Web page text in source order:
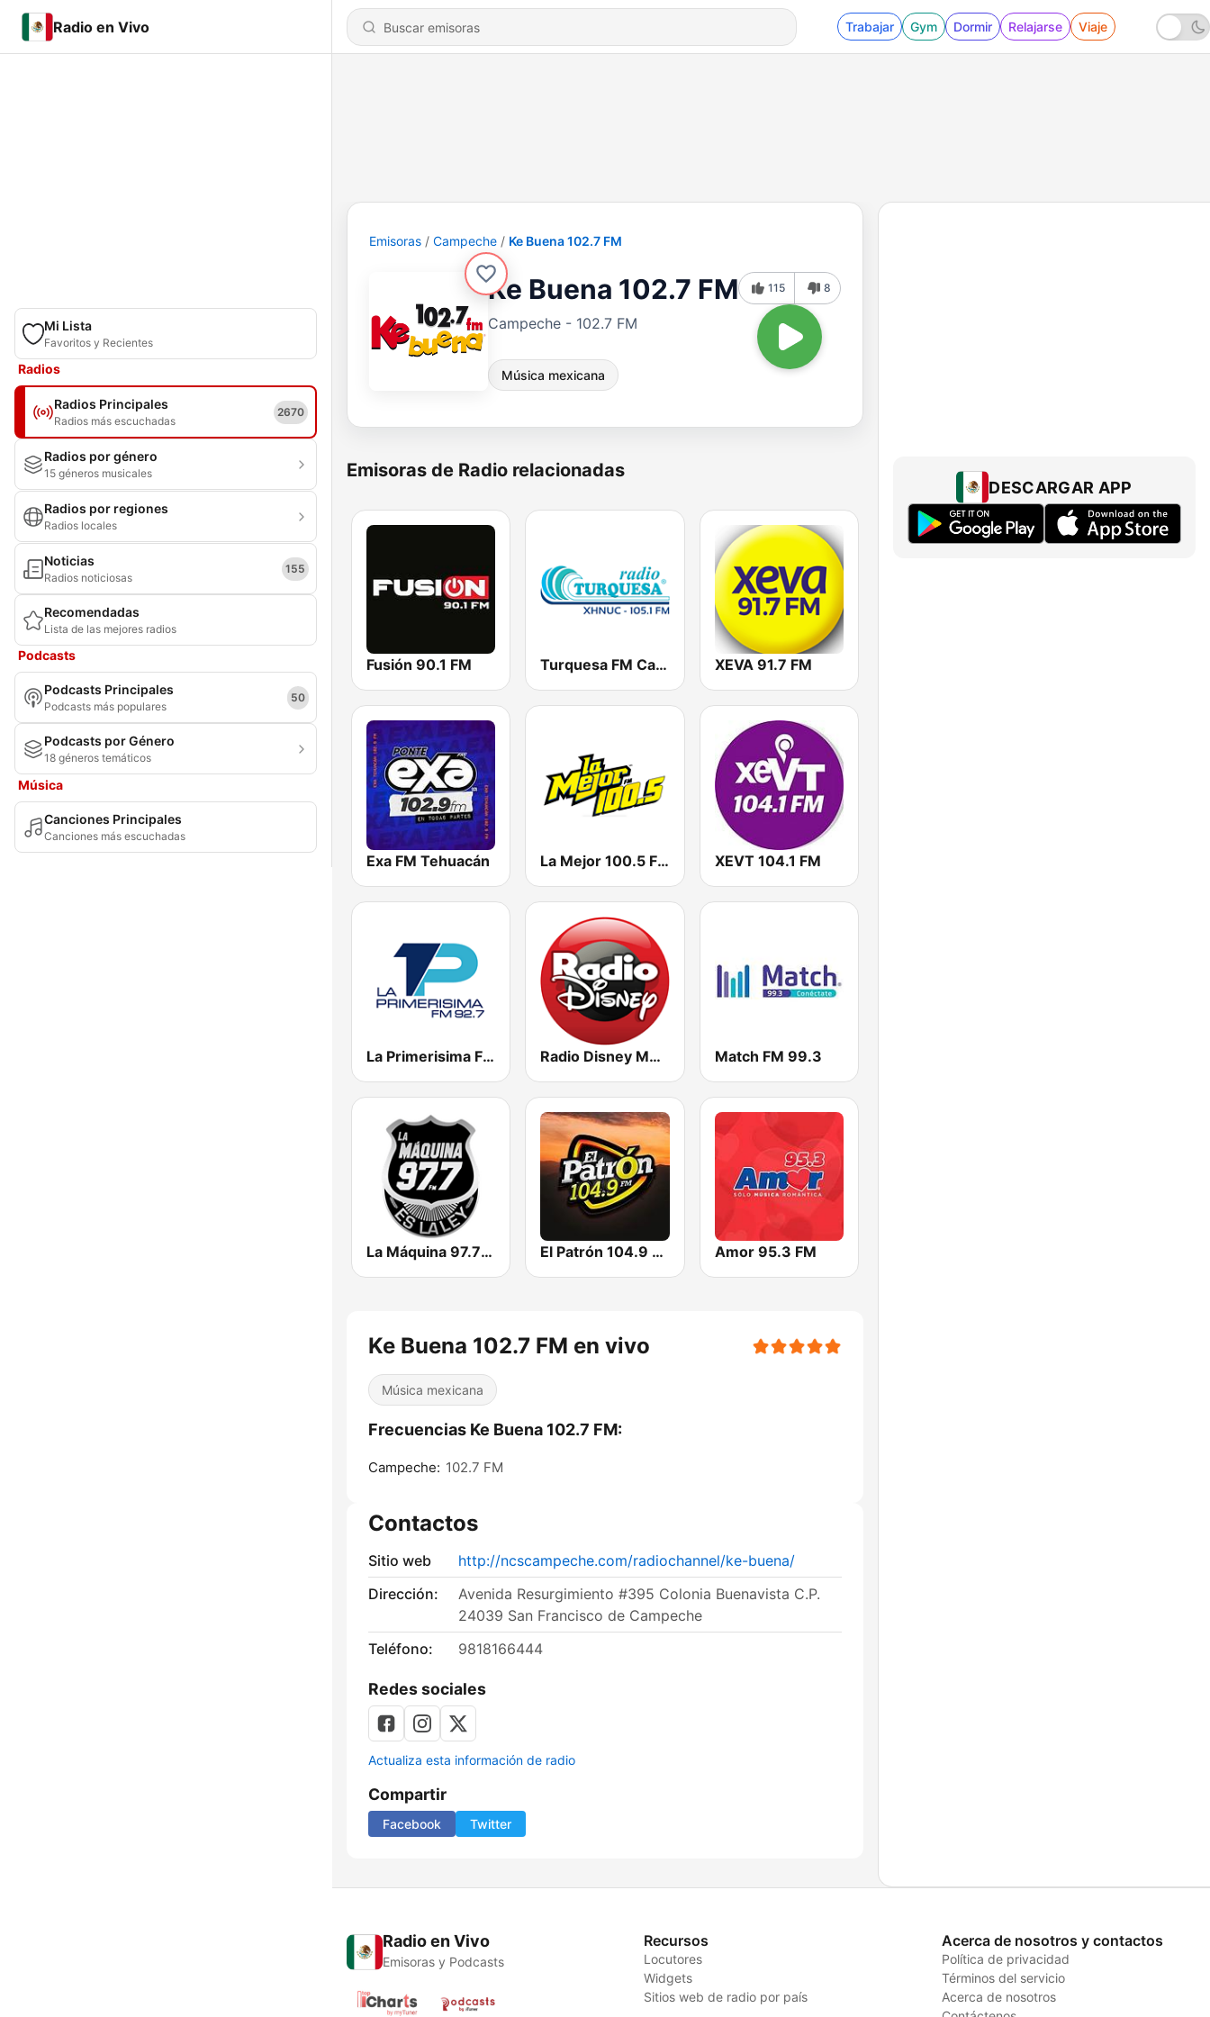
Radio en Vivo Trabajar Gym Dormir Relajarse Viaje
Mi Lista
Favoritos y Recientes
Radios
Radios Principales
Radios más escuchadas
2670
Radios por género
15 géneros musicales
Radios por regiones
Radios locales
Noticias
Radios noticiosas
155
Recomendadas
Lista de las mejores radios
Podcasts
Podcasts Principales
Podcasts más populares
50
Podcasts por Género
18 géneros temáticos
Música
Canciones Principales
Canciones más escuchadas
Emisoras Campeche Ke Buena 102.7 FM
Ke Buena 102.7 FM
Campeche - 102.7 FM
Música mexicana
115 8
Emisoras de Radio relacionadas
Fusión 90.1 FM Turquesa FM Cancún XEVA 91.7 FM
Exa FM Tehuacán La Mejor 100.5 FM XEVT 104.1 FM
La Primerisima FM Radio Disney México Match FM 99.3
La Máquina 97.7 FM El Patrón 104.9 FM Amor 95.3 FM
Ke Buena 102.7 FM en vivo
Música mexicana
Frecuencias Ke Buena 102.7 FM:
Campeche: 102.7 FM
Contactos
Sitio web
http://ncscampeche.com/radiochannel/ke-buena/
Dirección:
Avenida Resurgimiento #395 Colonia Buenavista C.P.
24039 San Francisco de Campeche
Teléfono:
9818166444
Redes sociales
Actualiza esta información de radio
Compartir
Facebook Twitter
DESCARGAR APP
Radio en Vivo
Emisoras y Podcasts
Recursos
Locutores
Widgets
Sitios web de radio por país
Acerca de nosotros y contactos
Política de privacidad
Términos del servicio
Acerca de nosotros